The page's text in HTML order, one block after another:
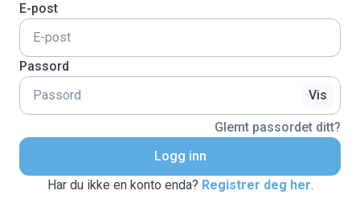
E-post
Passord
Vis
Glemt passordet ditt?
Logg inn
Har du ikke en konto enda? Registrer deg her.